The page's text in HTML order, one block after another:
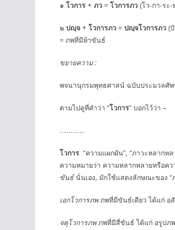
๑ โวการ + ภว = โวการภว (โว-กา-ระ-
๒ ปญฺจ + โวการภว = ปญฺจโวการภว (
= ภพที่มีห้าขันธ์
ขยายความ :
พจนานุกรมพุทธศาสน์ ฉบับประมวลศั
ตามไปดูที่คำว่า “โวการ” บอกไว้ว่า –
…………..
โวการ “ความแผกผัน”, “ภาวะหลาก
ความหมายว่า ความหลากหลายหรือค
ขันธ์นั่นเอง, มักใช้แสดงลักษณะของ “
เอกโวการภพภพที่มีขันธ์เดียว ได้แก่
จตุโวการภพภพที่มีสี่ขันธ์ ได้แก่ อรูปภ